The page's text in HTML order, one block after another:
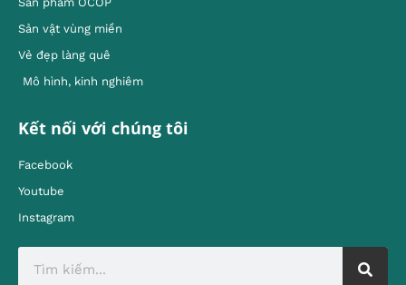
Sản vật vùng miền
Vẻ đẹp làng quê
Mô hình, kinh nghiêm
Kết nối với chúng tôi
Facebook
Youtube
Instagram